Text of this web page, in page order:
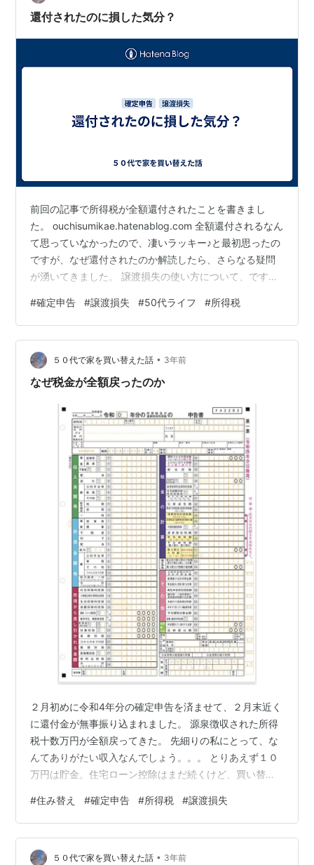
定…
還付されたのに損した気分？
前回の記事で所得税が全額還付されたことを書きまし
た。 ouchisumikae.hatenablog.com 全額還付されるなん
て思っていなかったので、凄いラッキー♪と最初思ったの
ですが、なぜ還付されたのか解読したら、さらなる疑問
が湧いてきました。 譲渡損失の使い方について、です。
除、今年度は残りの160万円を使い切って、どちらも所得
税が０円。 …ってことはさ。もしかして初年度に620万
円使わなくても、仮に160万円だけ使っても、所得税は０
円になったのでは？今年度と同じ計算をすれば所得税は0
円になるはずです。 だったら、最初に620万も…
#確定申告 #譲渡損失 #50代ライフ #所得税
５０代で家を買い替えた話 • 3年前
なぜ税金が全額戻ったのか
２月初めに令和4年分の確定申告を済ませて、２月末近く
に還付金が無事振り込まれました。 源泉徴収された所得
税十数万円が全額戻ってきた。 先細りの私にとって、な
んてありがたい収入なんでしょう。。。 とりあえず１０
万円は貯金。住宅ローン控除はまだ続くけど、買い替え
に無知な私は確定申告時に「全額戻ります」と言われた
のが解せずに「何か間違っているのでは？」と不安で仕
方ありませんでした。 そのときの記録はこちらです。 ⇓
ouchisumikae.hatenablog.com なぜ不審に思ったかと言
#住み替え #確定申告 #所得税 #譲渡損失
５０代で家を買い替えた話 • 3年前